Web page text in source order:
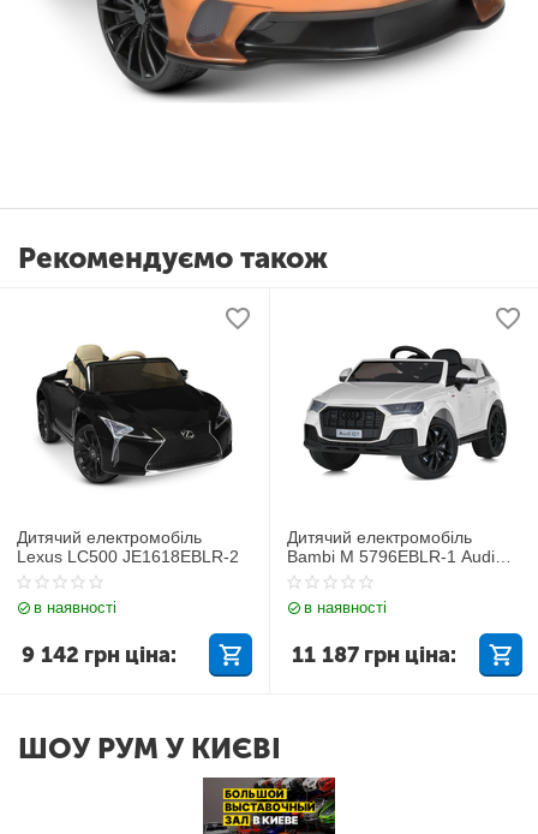
Рекомендуємо також
Дитячий електромобіль
Lexus LC500 JE1618EBLR-2
в наявності
9 142 грн ціна:
Дитячий електромобіль
Bambi M 5796EBLR-1 Audi
Q7
в наявності
11 187 грн ціна:
ШОУ РУМ У КИЄВІ